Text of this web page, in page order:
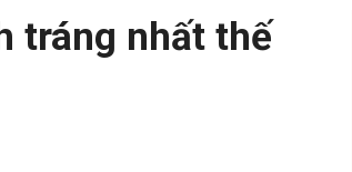
tráng nhất thế